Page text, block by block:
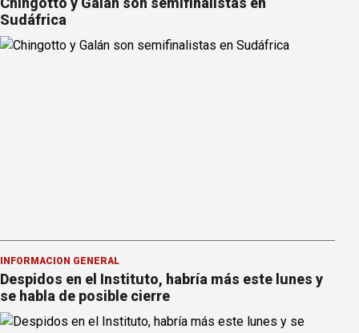
Sudáfrica
INFORMACION GENERAL
Despidos en el Instituto, habría más este lunes y
se habla de posible cierre